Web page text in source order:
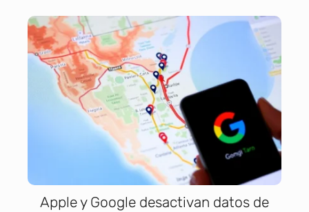
Apple y Google desactivan datos de